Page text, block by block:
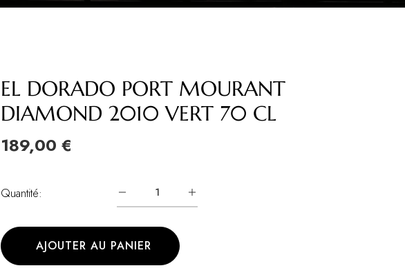
EL DORADO PORT MOURANT
DIAMOND 2010 VERT 70 CL
189,00 €
Quantité:
AJOUTER AU PANIER